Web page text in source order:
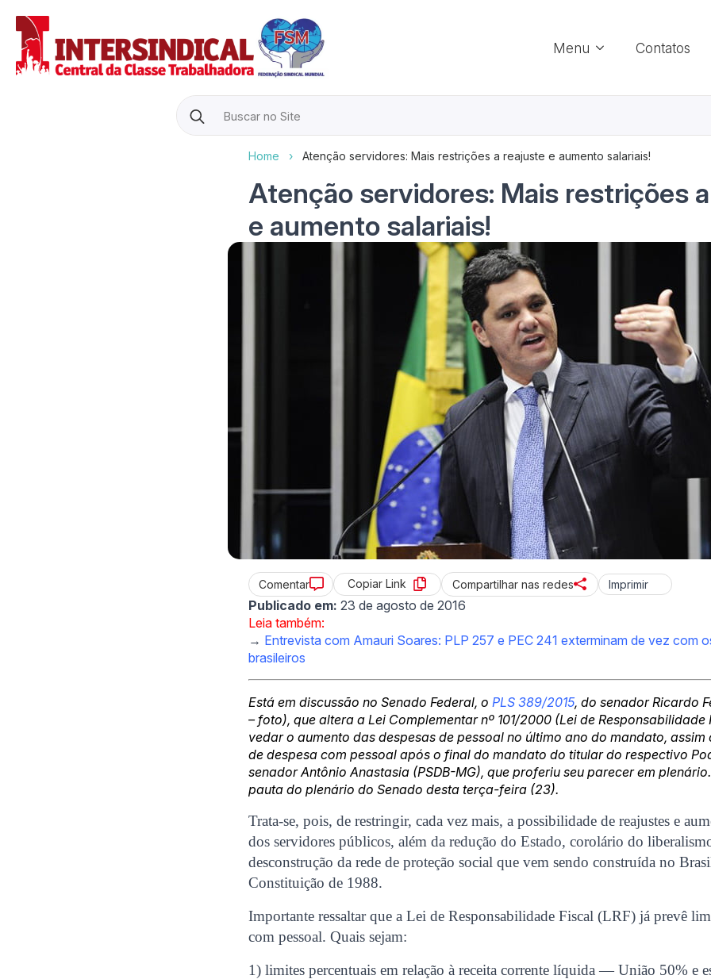
Menu Contatos
Search
for:
Home › Atenção servidores: Mais restrições a reajuste e aumento salariais!
Atenção servidores: Mais restrições
e aumento salariais!
Comentar Copiar Link Compartilhar nas redes Imprimir
Publicado em: 23 de agosto de 2016
Leia também:
→ Entrevista com Amauri Soares: PLP 257 e PEC 241 exterminam de vez com
brasileiros
Está em discussão no Senado Federal, o PLS 389/2015, do senador Ricardo
– foto), que altera a Lei Complementar nº 101/2000 (Lei de Responsabilidade
vedar o aumento das despesas de pessoal no último ano do mandato, assim
de despesa com pessoal após o final do mandato do titular do respectivo
senador Antônio Anastasia (PSDB-MG), que proferiu seu parecer em
pauta do plenário do Senado desta terça-feira (23).
Trata-se, pois, de restringir, cada vez mais, a possibilidade de reajustes e
dos servidores públicos, além da redução do Estado, corolário do
desconstrução da rede de proteção social que vem sendo construída no
Constituição de 1988.
Importante ressaltar que a Lei de Responsabilidade Fiscal (LRF) já prevê
com pessoal. Quais sejam:
1) limites percentuais em relação à receita corrente líquida — União 50% e